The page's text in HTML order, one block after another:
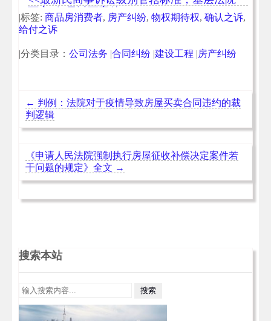
可审5亿元以下案件
|标签: 商品房消费者, 房产纠纷, 物权期待权, 确认之诉,
给付之诉
|分类目录： 公司法务 |合同纠纷 |建设工程 |房产纠纷
← 判例：法院对于疫情导致房屋买卖合同违约的裁
判逻辑
《申请人民法院强制执行房屋征收补偿决定案件若
干问题的规定》全文 →
搜索本站